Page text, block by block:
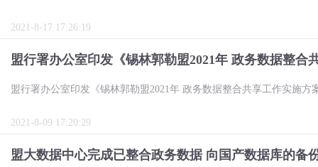
2021-8-17 17:26:19
盟行署办公室印发《锡林郭勒盟2021年 政务数据整合
盟行署办公室印发《锡林郭勒盟2021年 政务数据整合共享工作实施方
2021-8-09 17:20:29
盟大数据中心完成已整合政务数据 向国产数据库的备